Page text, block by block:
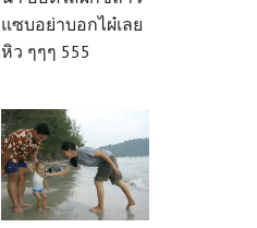
แซบอย่าบอกไผ๋เลย
หิว ๆๆๆ 555